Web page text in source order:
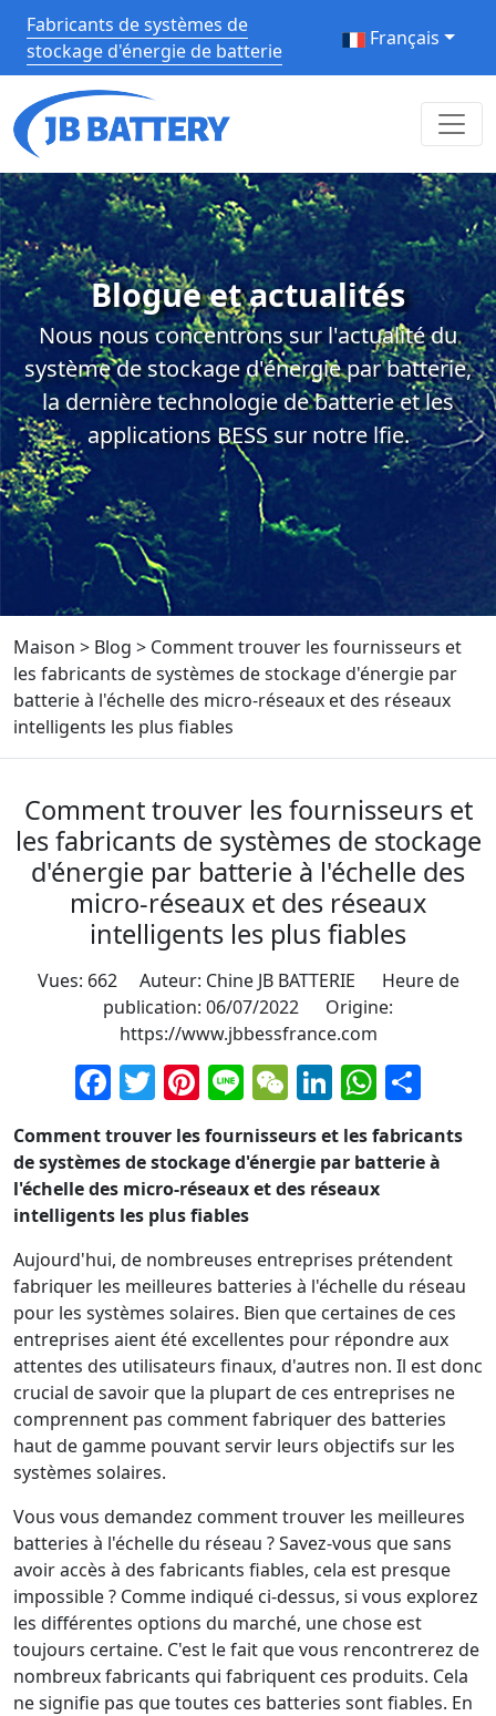
Fabricants de systèmes de
stockage d'énergie de batterie
Français
Blogue et actualités
Nous nous concentrons sur l'actualité du
système de stockage d'énergie par batterie,
la dernière technologie de batterie et les
applications BESS sur notre lfie.
Maison > Blog > Comment trouver les fournisseurs et
les fabricants de systèmes de stockage d'énergie par
batterie à l'échelle des micro-réseaux et des réseaux
intelligents les plus fiables
Comment trouver les fournisseurs et
les fabricants de systèmes de stockage
d'énergie par batterie à l'échelle des
micro-réseaux et des réseaux
intelligents les plus fiables
Vues: 662 Auteur: Chine JB BATTERIE Heure de
publication: 06/07/2022 Origine:
https://www.jbbessfrance.com
Facebook
Twitter
Pinterest
LineWeChat
LinkedIn
Comment trouver les fournisseurs et les fabricants
de systèmes de stockage d'énergie par batterie à
l'échelle des micro-réseaux et des réseaux
intelligents les plus fiables
Aujourd'hui, de nombreuses entreprises prétendent
fabriquer les meilleures batteries à l'échelle du réseau
pour les systèmes solaires. Bien que certaines de ces
entreprises aient été excellentes pour répondre aux
attentes des utilisateurs finaux, d'autres non. Il est donc
crucial de savoir que la plupart de ces entreprises ne
comprennent pas comment fabriquer des batteries
haut de gamme pouvant servir leurs objectifs sur les
systèmes solaires.
Vous vous demandez comment trouver les meilleures
batteries à l'échelle du réseau ? Savez-vous que sans
avoir accès à des fabricants fiables, cela est presque
impossible ? Comme indiqué ci-dessus, si vous explorez
les différentes options du marché, une chose est
toujours certaine. C'est le fait que vous rencontrerez de
nombreux fabricants qui fabriquent ces produits. Cela
ne signifie pas que toutes ces batteries sont fiables. En